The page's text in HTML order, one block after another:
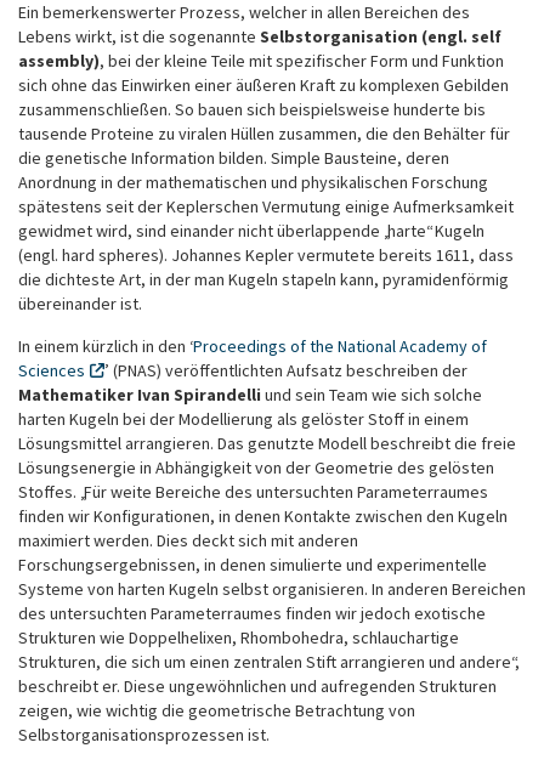
Ein bemerkenswerter Prozess, welcher in allen Bereichen des
Lebens wirkt, ist die sogenannte Selbstorganisation (engl. self
assembly), bei der kleine Teile mit spezifischer Form und Funktion
sich ohne das Einwirken einer äußeren Kraft zu komplexen Gebilden
zusammenschließen. So bauen sich beispielsweise hunderte bis
tausende Proteine zu viralen Hüllen zusammen, die den Behälter für
die genetische Information bilden. Simple Bausteine, deren
Anordnung in der mathematischen und physikalischen Forschung
spätestens seit der Keplerschen Vermutung einige Aufmerksamkeit
gewidmet wird, sind einander nicht überlappende „harte“ Kugeln
(engl. hard spheres). Johannes Kepler vermutete bereits 1611, dass
die dichteste Art, in der man Kugeln stapeln kann, pyramidenförmig
übereinander ist.
In einem kürzlich in den ‘Proceedings of the National Academy of
Sciences
’ (PNAS) veröffentlichten Aufsatz beschreiben der
Mathematiker Ivan Spirandelli und sein Team wie sich solche
harten Kugeln bei der Modellierung als gelöster Stoff in einem
Lösungsmittel arrangieren. Das genutzte Modell beschreibt die freie
Lösungsenergie in Abhängigkeit von der Geometrie des gelösten
Stoffes. „Für weite Bereiche des untersuchten Parameterraumes
finden wir Konfigurationen, in denen Kontakte zwischen den Kugeln
maximiert werden. Dies deckt sich mit anderen
Forschungsergebnissen, in denen simulierte und experimentelle
Systeme von harten Kugeln selbst organisieren. In anderen Bereichen
des untersuchten Parameterraumes finden wir jedoch exotische
Strukturen wie Doppelhelixen, Rhombohedra, schlauchartige
Strukturen, die sich um einen zentralen Stift arrangieren und andere“,
beschreibt er. Diese ungewöhnlichen und aufregenden Strukturen
zeigen, wie wichtig die geometrische Betrachtung von
Selbstorganisationsprozessen ist.